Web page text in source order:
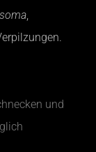
und